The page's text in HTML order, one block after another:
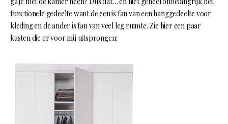
functionele gedeelte want de een is fan van een hanggedeelte voor
kleding en de ander is fan van veel leg ruimte. Zie hier een paar
kasten die er voor mij uitsprongen: